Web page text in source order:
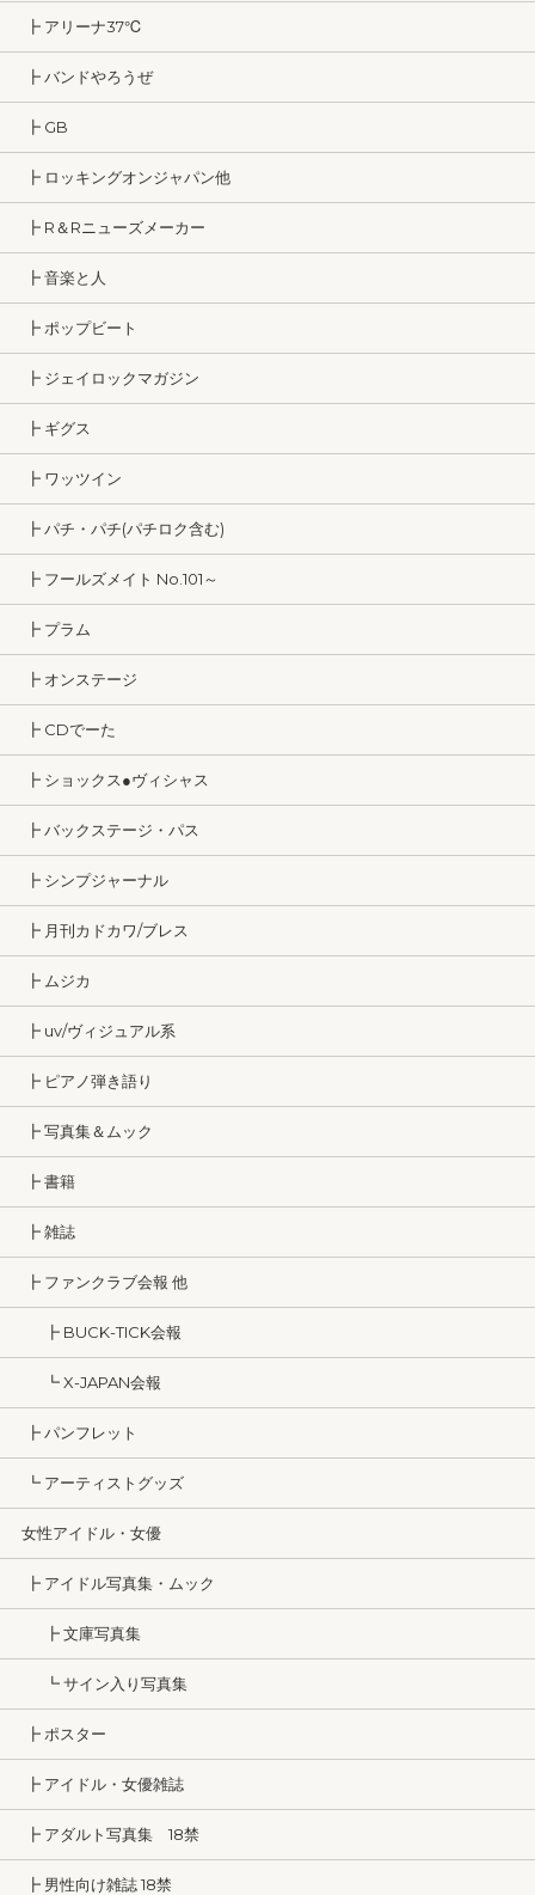
┣ アリーナ37℃
┣ バンドやろうぜ
┣ GB
┣ ロッキングオンジャパン他
┣ R＆Rニューズメーカー
┣ 音楽と人
┣ ポップビート
┣ ジェイロックマガジン
┣ ギグス
┣ ワッツイン
┣ パチ・パチ(パチロク含む)
┣ フールズメイト No.101～
┣ プラム
┣ オンステージ
┣ CDでーた
┣ ショックス●ヴィシャス
┣ バックステージ・パス
┣ シンプジャーナル
┣ 月刊カドカワ/ブレス
┣ ムジカ
┣ uv/ヴィジュアル系
┣ ピアノ弾き語り
┣ 写真集＆ムック
┣ 書籍
┣ 雑誌
┣ ファンクラブ会報 他
┣ BUCK-TICK会報
┗ X-JAPAN会報
┣ パンフレット
┗ アーティストグッズ
女性アイドル・女優
┣ アイドル写真集・ムック
┣ 文庫写真集
┗ サイン入り写真集
┣ ポスター
┣ アイドル・女優雑誌
┣ アダルト写真集 18禁
┣ 男性向け雑誌 18禁